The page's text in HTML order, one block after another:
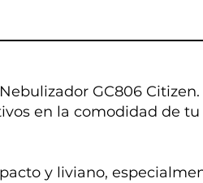
GC806
en la comodidad de
y liviano,